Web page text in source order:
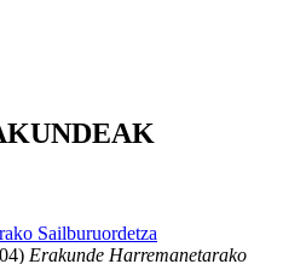
Sailburuordetza
Erakunde Harremanetarako